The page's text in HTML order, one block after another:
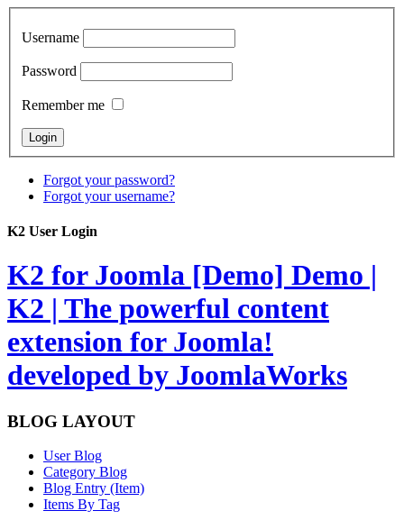
Username
Password
Remember me
Forgot your password?
Forgot your username?
K2 User Login
K2 for Joomla [Demo] Demo |
K2 | The powerful content
extension for Joomla!
developed by JoomlaWorks
BLOG LAYOUT
User Blog
Category Blog
Blog Entry (Item)
Items By Tag